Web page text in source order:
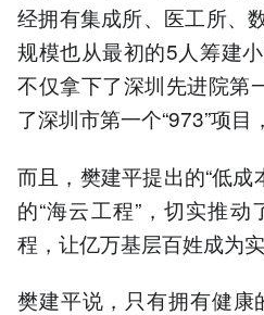
经拥有集成所、医工所、
规模也从最初的5人筹建
不仅拿下了深圳先进院第
了深圳市第一个“973”项目
而且，樊建平提出的“低成
的“海云工程”，切实推
程，让亿万基层百姓成为
樊建平说，只有拥有健康